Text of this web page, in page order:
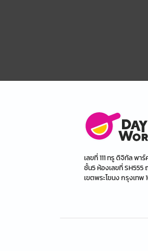
เลขที่ 111 ทรู ดิจิทัล พ
ชั้น5 ห้องเลขที่
เขตพระโขนง กรุงเทพ